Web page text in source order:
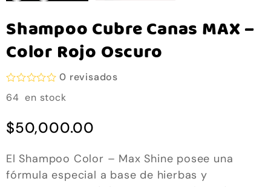
Shampoo Cubre Canas MAX –
Color Rojo Oscuro
V
a
o
r
o
e
n
0 revisados
64 en stock
$50,000.00
El Shampoo Color – Max Shine posee una
fórmula especial a base de hierbas y